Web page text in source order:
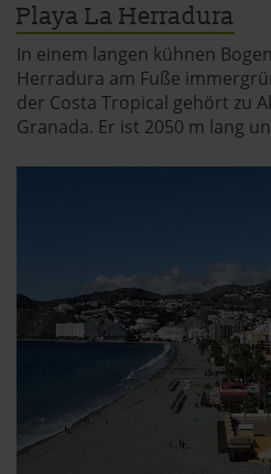
Playa La Herradura
In einem langen kühnen
Herradura am Fuße
der Costa Tropical gehört zu
Granada. Er ist 2050 m lang